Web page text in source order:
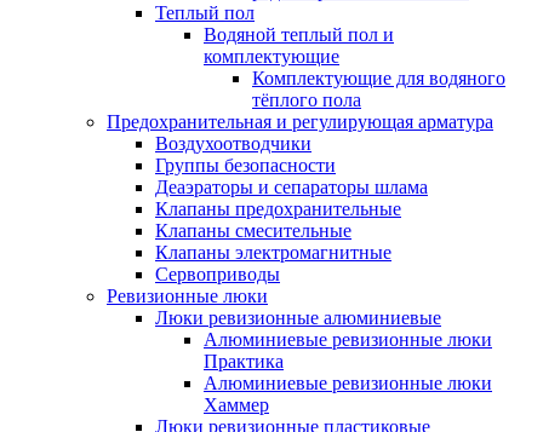
Теплый пол
Водяной теплый пол и
комплектующие
Комплектующие для водяного
тёплого пола
Предохранительная и регулирующая арматура
Воздухоотводчики
Группы безопасности
Деаэраторы и сепараторы шлама
Клапаны предохранительные
Клапаны смесительные
Клапаны электромагнитные
Сервоприводы
Ревизионные люки
Люки ревизионные алюминиевые
Алюминиевые ревизионные люки
Практика
Алюминиевые ревизионные люки
Хаммер
Люки ревизионные пластиковые